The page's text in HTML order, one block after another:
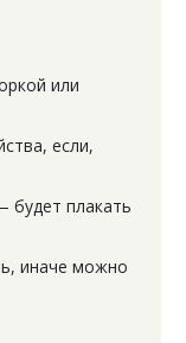
или
если,
будет плакать
иначе можно